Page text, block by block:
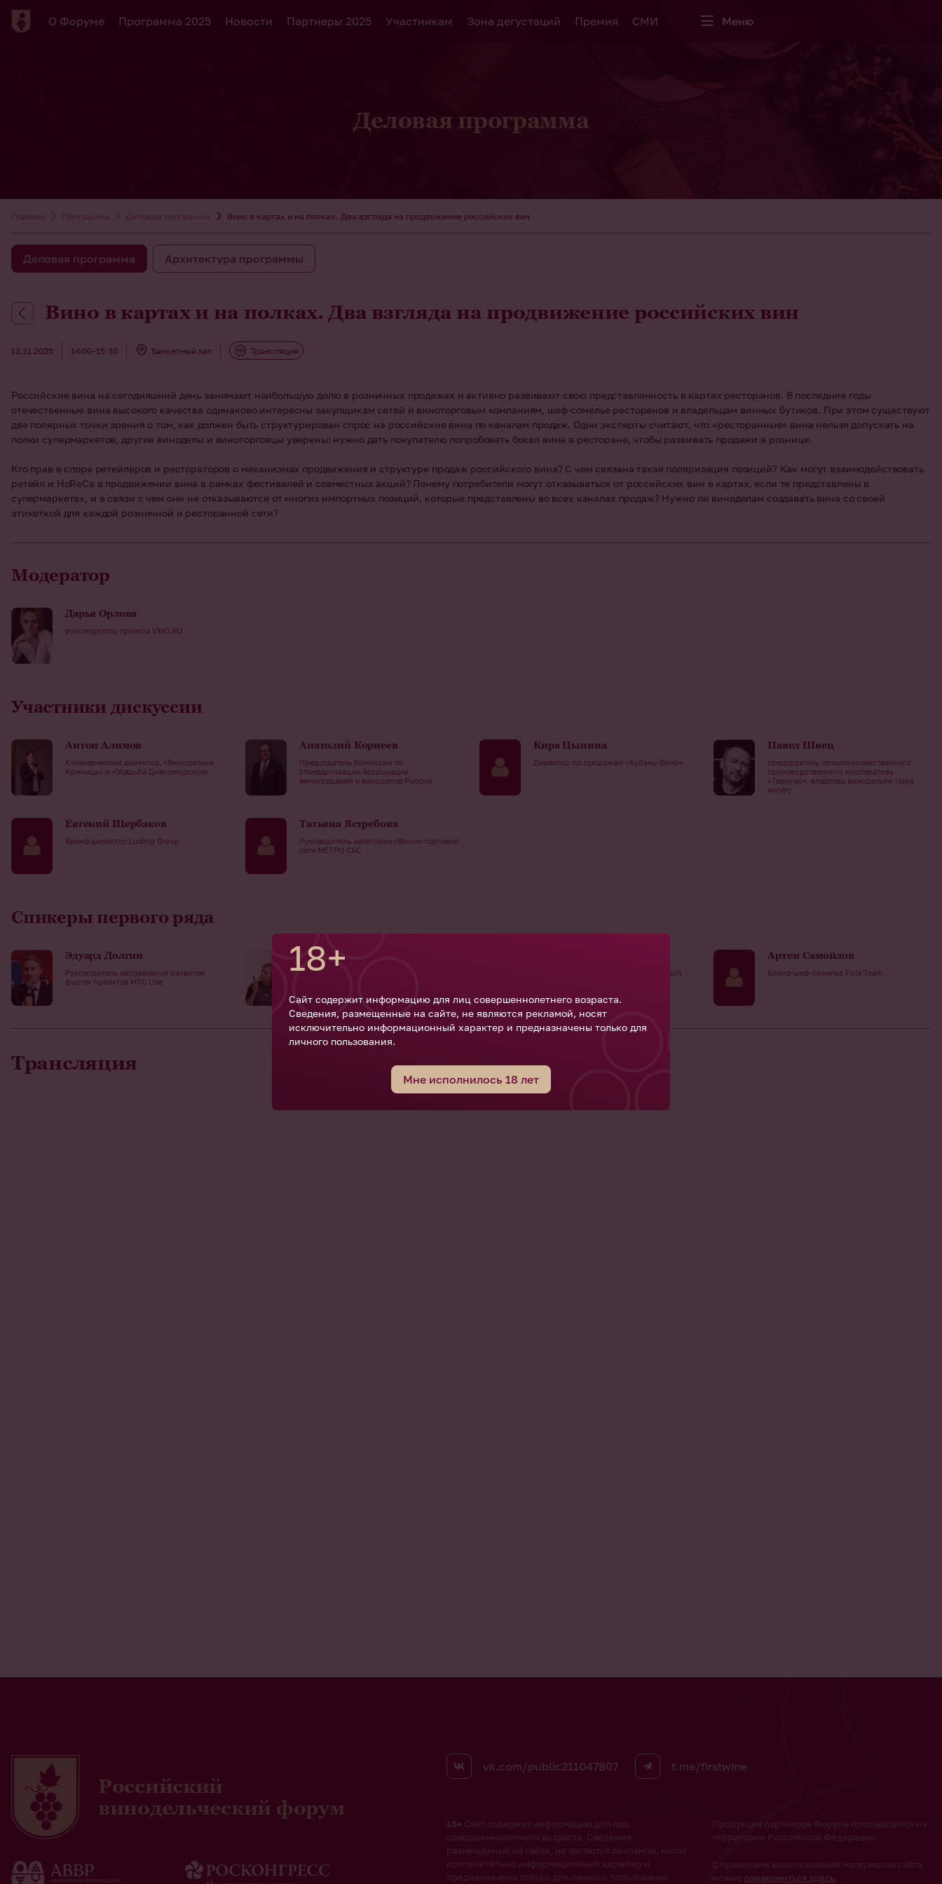
О Форуме Программа 2025 Новости Партнеры 2025 Участникам Зона дегустаций Премия СМИ Меню
Деловая программа
Главная Программа Деловая программа Вино в картах и на полках. Два взгляда на продвижение российских вин
Деловая программа Архитектура программы
Вино в картах и на полках. Два взгляда на продвижение российских вин
12.11.2025 14:00–15:30 Банкетный зал Трансляция
Российские вина на сегодняшний день занимают наибольшую долю в розничных продажах и активно развивают свою представленность в картах ресторанов. В последние годы
отечественные вина высокого качества одинаково интересны закупщикам сетей и виноторговым компаниям, шеф-сомелье ресторанов и владельцам винных бутиков. При этом существуют
две полярных точки зрения о том, как должен быть структурирован спрос на российские вина по каналам продаж. Одни эксперты считают, что «ресторанные» вина нельзя допускать на
полки супермаркетов, другие виноделы и виноторговцы уверены: нужно дать покупателю попробовать бокал вина в ресторане, чтобы развивать продажи в рознице.
Кто прав в споре ретейлеров и рестораторов о механизмах продвижения и структуре продаж российского вина? С чем связана такая поляризация позиций? Как могут взаимодействовать
ретейл и HoReCa в продвижении вина в рамках фестивалей и совместных акций? Почему потребители могут отказываться от российских вин в картах, если те представлены в
супермаркетах, и в связи с чем они не отказываются от многих импортных позиций, которые представлены во всех каналах продаж? Нужно ли виноделам создавать вина со своей
этикеткой для каждой розничной и ресторанной сети?
Модератор
Дарья Орлова
руководитель проекта VINO.RU
Участники дискуссии
Антон Алимов
Коммерческий директор, «Винодельня
Криница» и «Усадьба Дивноморское»
Анатолий Корнеев
Председатель Комиссии по
стандартизации Ассоциации
виноградарей и виноделов России
Кира Цыпина
Директор по продажам «Кубань-Вино»
Павел Швец
председатель сельскохозяйственного
производственного кооператива
«Терруар», владелец винодельни Uppa
winery
Евгений Щербаков
Бренд-директор Luding Group
Татьяна Ястребова
Руководитель категории «Вино» торговой
сети МЕТРО C&C
Спикеры первого ряда
Эдуард Долгин
Руководитель направления развития
фудтех проектов МТС Live
Светлана Ломсадзе
Шеф-сомелье Группы «Абрау-Дюрсо» Винодел, создатель проекта Oleg Repin
Артем Самойлов
Бренд-шеф-сомелье Folk Team
Трансляция
Российский
винодельческий форум
vk.com/public211047807 t.me/firstwine
18+Сайт содержит информацию для лиц
совершеннолетнего возраста. Сведения,
размещенные на сайте, не являются рекламой, носят
исключительно информационный характер и
предназначены только для личного пользования
Продукция партнеров Форума производится на
территории Российской Федерации.
С правилами использования материалов сайта
можно ознакомиться здесь
18+
Сайт содержит информацию для лиц совершеннолетнего возраста.
Сведения, размещенные на сайте, не являются рекламой, носят
исключительно информационный характер и предназначены только для
личного пользования.
Мне исполнилось 18 лет